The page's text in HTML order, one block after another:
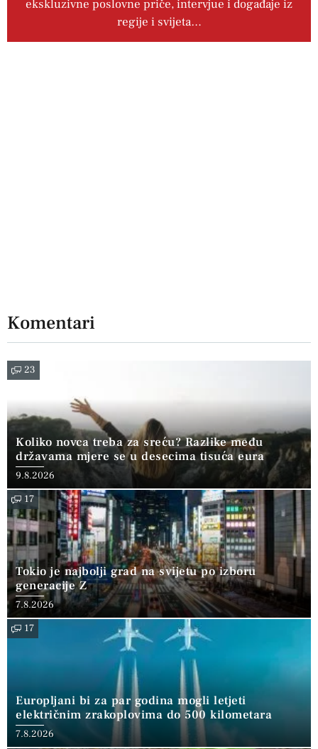
ekskluzivne poslovne priče, intervjue i događaje iz
regije i svijeta…
Komentari
23
Koliko novca treba za sreću? Razlike među
državama mjere se u desecima tisuća eura
9.8.2026
17
Tokio je najbolji grad na svijetu po izboru
generacije Z
7.8.2026
17
Europljani bi za par godina mogli letjeti
električnim zrakoplovima do 500 kilometara
7.8.2026